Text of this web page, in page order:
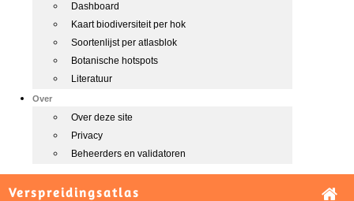
Dashboard
Kaart biodiversiteit per hok
Soortenlijst per atlasblok
Botanische hotspots
Literatuur
Over
Over deze site
Privacy
Beheerders en validatoren
Verspreidingsatlas